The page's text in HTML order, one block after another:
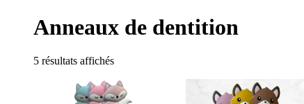
Anneaux de dentition
5 résultats affichésTrié
popularité